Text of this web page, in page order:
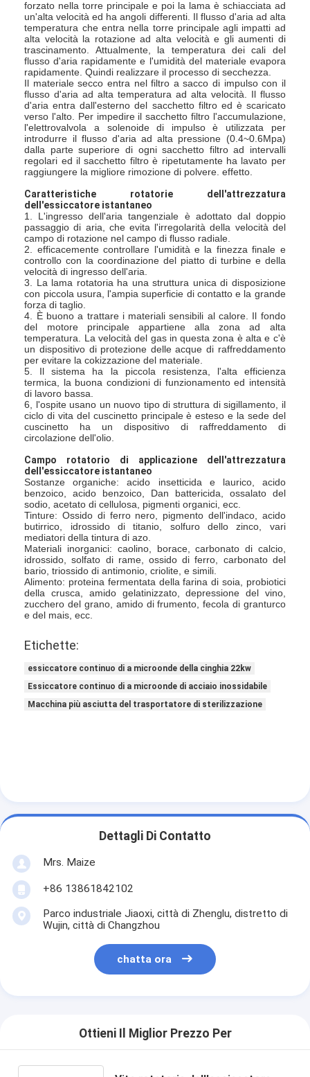
Fatory Tour
Controllo di qualità
Contattaci
notizie
Tutti i casi
Essiccatore di spruzzo centrifugo ad alta velocità
Essiccatore a letto fluidizzato di vibrazione
Essiccatore di vuoto di microonda
Essiccatore di spruzzo di pressione
Aria calda Oven Dryer
Miscelatore orizzontale del nastro
Frantoio universale
Macchina per la frantumazione superfina
tipo miscelatore di v della polvere
Miscelatore del recipiente di IBC
Asciugatrice industriale
Macchina più asciutta istantanea
Essiccatore della pagaia
Macchina dell'essiccazione sotto vuoto
forzato nella torre principale e poi la lama è schiacciata ad
un'alta velocità ed ha angoli differenti. Il flusso d'aria ad alta
temperatura che entra nella torre principale agli impatti ad
alta velocità la rotazione ad alta velocità e gli aumenti di
trascinamento. Attualmente, la temperatura dei cali del
flusso d'aria rapidamente e l'umidità del materiale evapora
rapidamente. Quindi realizzare il processo di secchezza.
Il materiale secco entra nel filtro a sacco di impulso con il
flusso d'aria ad alta temperatura ad alta velocità. Il flusso
d'aria entra dall'esterno del sacchetto filtro ed è scaricato
verso l'alto. Per impedire il sacchetto filtro l'accumulazione,
l'elettrovalvola a solenoide di impulso è utilizzata per
introdurre il flusso d'aria ad alta pressione (0.4~0.6Mpa)
dalla parte superiore di ogni sacchetto filtro ad intervalli
regolari ed il sacchetto filtro è ripetutamente ha lavato per
raggiungere la migliore rimozione di polvere. effetto.
Caratteristiche rotatorie dell'attrezzatura
dell'essiccatore istantaneo
1. L'ingresso dell'aria tangenziale è adottato dal doppio
passaggio di aria, che evita l'irregolarità della velocità del
campo di rotazione nel campo di flusso radiale.
2. efficacemente controllare l'umidità e la finezza finale e
controllo con la coordinazione del piatto di turbine e della
velocità di ingresso dell'aria.
3. La lama rotatoria ha una struttura unica di disposizione
con piccola usura, l'ampia superficie di contatto e la grande
forza di taglio.
4. È buono a trattare i materiali sensibili al calore. Il fondo
del motore principale appartiene alla zona ad alta
temperatura. La velocità del gas in questa zona è alta e c'è
un dispositivo di protezione delle acque di raffreddamento
per evitare la cokizzazione del materiale.
5. Il sistema ha la piccola resistenza, l'alta efficienza
termica, la buona condizioni di funzionamento ed intensità
di lavoro bassa.
6, l'ospite usano un nuovo tipo di struttura di sigillamento, il
ciclo di vita del cuscinetto principale è esteso e la sede del
cuscinetto ha un dispositivo di raffreddamento di
circolazione dell'olio.
Campo rotatorio di applicazione dell'attrezzatura
dell'essiccatore istantaneo
Sostanze organiche: acido insetticida e laurico, acido
benzoico, acido benzoico, Dan battericida, ossalato del
sodio, acetato di cellulosa, pigmenti organici, ecc.
Tinture: Ossido di ferro nero, pigmento dell'indaco, acido
butirrico, idrossido di titanio, solfuro dello zinco, vari
mediatori della tintura di azo.
Materiali inorganici: caolino, borace, carbonato di calcio,
idrossido, solfato di rame, ossido di ferro, carbonato del
bario, triossido di antimonio, criolite, e simili.
Alimento: proteina fermentata della farina di soia, probiotici
della crusca, amido gelatinizzato, depressione del vino,
zucchero del grano, amido di frumento, fecola di granturco
e del mais, ecc.
Etichette:
essiccatore continuo di a microonde della cinghia 22kw
Essiccatore continuo di a microonde di acciaio inossidabile
Macchina più asciutta del trasportatore di sterilizzazione
Dettagli Di Contatto
Mrs. Maize
+86 13861842102
Parco industriale Jiaoxi, città di Zhenglu, distretto di
Wujin, città di Changzhou
chatta ora
Ottieni Il Miglior Prezzo Per